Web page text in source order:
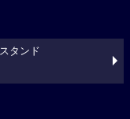
タンド